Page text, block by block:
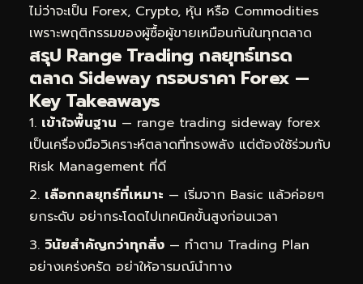
ไม่ว่าจะเป็น Forex, Crypto, หุ้น หรือ Commodities
เพราะพฤติกรรมของผู้ซื้อผู้ขายเหมือนกันในทุกตลาด
สรุป Range Trading กลยุทธ์เทรด
ตลาด Sideway กรอบราคา Forex —
Key Takeaways
เข้าใจพื้นฐาน — range trading sideway forex
เป็นเครื่องมือวิเคราะห์ตลาดที่ทรงพลัง แต่ต้องใช้ร่วมกับ
Risk Management ที่ดี
เลือกกลยุทธ์ที่เหมาะ — เริ่มจาก Basic แล้วค่อยๆ
ยกระดับ อย่ากระโดดไปเทคนิคขั้นสูงก่อนเวลา
วินัยสำคัญกว่าทุกสิ่ง — ทำตาม Trading Plan
อย่างเคร่งครัด อย่าให้อารมณ์นำทาง